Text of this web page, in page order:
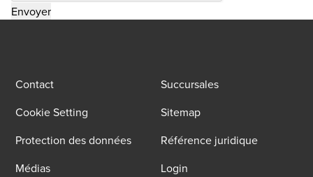
Contact
Succursales
Cookie Setting
Sitemap
Protection des données
Référence juridique
Médias
Login